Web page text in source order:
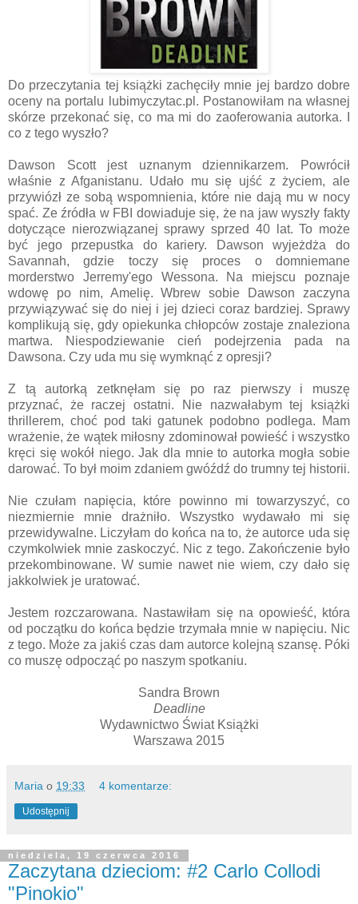
Do przeczytania tej książki zachęciły mnie jej bardzo dobre
oceny na portalu lubimyczytac.pl. Postanowiłam na własnej
skórze przekonać się, co ma mi do zaoferowania autorka. I
co z tego wyszło?
Dawson Scott jest uznanym dziennikarzem. Powrócił
właśnie z Afganistanu. Udało mu się ujść z życiem, ale
przywiózł ze sobą wspomnienia, które nie dają mu w nocy
spać. Ze źródła w FBI dowiaduje się, że na jaw wyszły fakty
dotyczące nierozwiązanej sprawy sprzed 40 lat. To może
być jego przepustka do kariery. Dawson wyjeżdża do
Savannah, gdzie toczy się proces o domniemane
morderstwo Jerremy'ego Wessona. Na miejscu poznaje
wdowę po nim, Amelię. Wbrew sobie Dawson zaczyna
przywiązywać się do niej i jej dzieci coraz bardziej. Sprawy
komplikują się, gdy opiekunka chłopców zostaje znaleziona
martwa. Niespodziewanie cień podejrzenia pada na
Dawsona. Czy uda mu się wymknąć z opresji?
Z tą autorką zetknęłam się po raz pierwszy i muszę
przyznać, że raczej ostatni. Nie nazwałabym tej książki
thrillerem, choć pod taki gatunek podobno podlega. Mam
wrażenie, że wątek miłosny zdominował powieść i wszystko
kręci się wokół niego. Jak dla mnie to autorka mogła sobie
darować. To był moim zdaniem gwóźdź do trumny tej historii.
Nie czułam napięcia, które powinno mi towarzyszyć, co
niezmiernie mnie drażniło. Wszystko wydawało mi się
przewidywalne. Liczyłam do końca na to, że autorce uda się
czymkolwiek mnie zaskoczyć. Nic z tego. Zakończenie było
przekombinowane. W sumie nawet nie wiem, czy dało się
jakkolwiek je uratować.
Jestem rozczarowana. Nastawiłam się na opowieść, która
od początku do końca będzie trzymała mnie w napięciu. Nic
z tego. Może za jakiś czas dam autorce kolejną szansę. Póki
co muszę odpocząć po naszym spotkaniu.
Sandra Brown
Deadline
Wydawnictwo Świat Książki
Warszawa 2015
Maria o 19:33 4 komentarze:
Udostępnij
niedziela, 19 czerwca 2016
Zaczytana dzieciom: #2 Carlo Collodi
"Pinokio"